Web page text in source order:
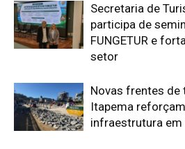
Secretaria de
participa de
FUNGETUR e
setor
Novas frentes de
Itapema
infraestrutura